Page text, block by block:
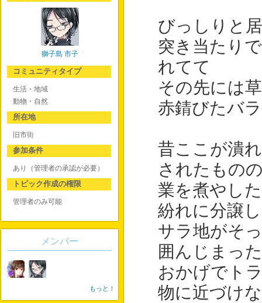
びっしりと
突き当たり
れてて
その先には
赤錆びたバ
昔ここが潰
されたもの
業を煮やし
紛れに分譲
サラ地がそ
囲んじまっ
おかげでト
物に近づけ
獅子島 市子
コミュニティタイプ
生活・地域
動物・自然
所在地
旧市街
参加条件
あり（管理者の承認が必要）
トピック作成の権限
管理者のみ可能
メンバー
もっと！